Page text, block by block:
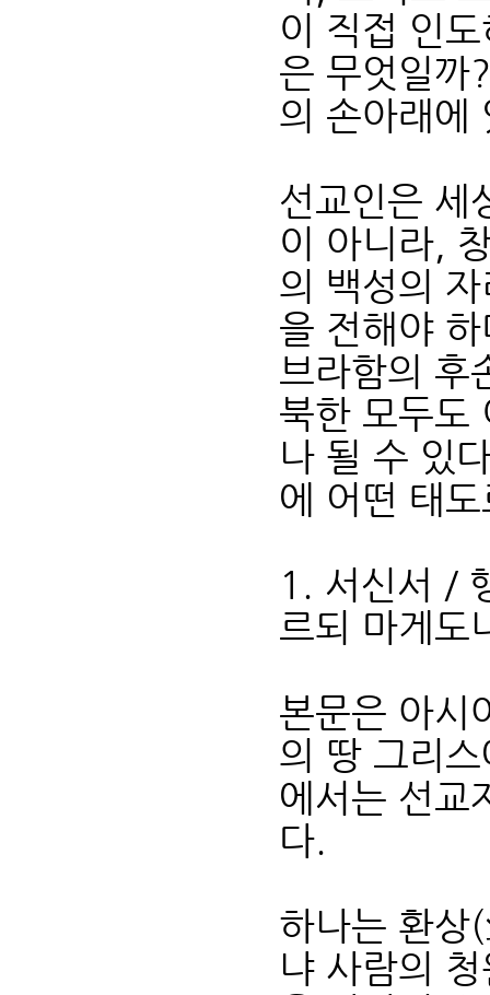
이 직접 인
은 무엇일까
의 손아래에
선교인은 세
이 아니라,
의 백성의
을 전해야
브라함의 후
북한 모두도
나 될 수 있
에 어떤 태
1. 서신서 /
르되 마게도
본문은 아시
의 땅 그리
에서는 선교
다.
하나는 환상
냐 사람의